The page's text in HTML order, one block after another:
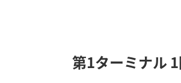
第1ターミナル